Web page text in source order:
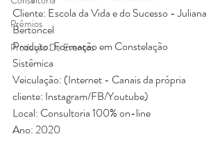
Prêmios
Produção De Eventos
Cliente: Escola da Vida e do Sucesso - Juliana
Bertoncel
Produto: Formação em Constelação
Sistêmica
Veiculação: (Internet - Canais da própria
cliente: Instagram/FB/Youtube)
Local: Consultoria 100% on-line
Ano: 2020